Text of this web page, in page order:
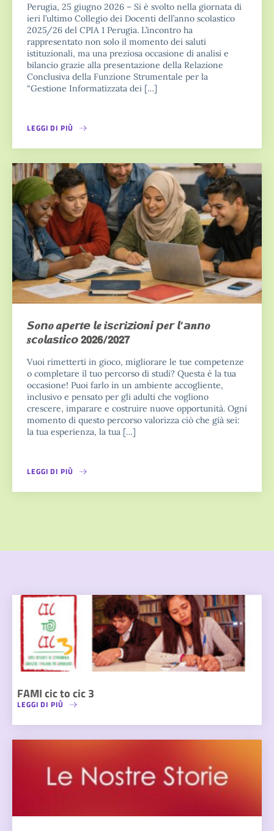
Perugia, 25 giugno 2026 – Si è svolto nella giornata di
ieri l’ultimo Collegio dei Docenti dell’anno scolastico
2025/26 del CPIA 1 Perugia. L’incontro ha
rappresentato non solo il momento dei saluti
istituzionali, ma una preziosa occasione di analisi e
bilancio grazie alla presentazione della Relazione
Conclusiva della Funzione Strumentale per la
“Gestione Informatizzata dei […]
LEGGI DI PIÙ
𝙎𝒐𝙣𝒐 𝒂𝙥𝒆𝙧𝒕𝙚 𝙡𝒆 𝒊𝙨𝒄𝙧𝒊𝙯𝒊𝙤𝒏𝙞 𝙥𝒆𝙧 𝙡’𝙖𝒏𝙣𝒐
𝒔𝙘𝒐𝙡𝒂𝙨𝒕𝙞𝒄𝙤 𝟮𝟬𝟮𝟲/𝟮𝟬𝟮𝟳
Vuoi rimetterti in gioco, migliorare le tue competenze
o completare il tuo percorso di studi? Questa è la tua
occasione! Puoi farlo in un ambiente accogliente,
inclusivo e pensato per gli adulti che vogliono
crescere, imparare e costruire nuove opportunità. Ogni
momento di questo percorso valorizza ciò che già sei:
la tua esperienza, la tua […]
LEGGI DI PIÙ
FAMI cic to cic 3
LEGGI DI PIÙ